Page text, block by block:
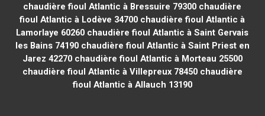
chaudière fioul Atlantic à Bressuire 79300 chaudière
fioul Atlantic à Lodève 34700 chaudière fioul Atlantic à
Lamorlaye 60260 chaudière fioul Atlantic à Saint Gervais
les Bains 74190chaudière fioul Atlantic à Saint Priest en
Jarez 42270chaudière fioul Atlantic à Morteau 25500
chaudière fioul Atlantic à Villepreux 78450chaudière
fioul Atlantic à Allauch 13190